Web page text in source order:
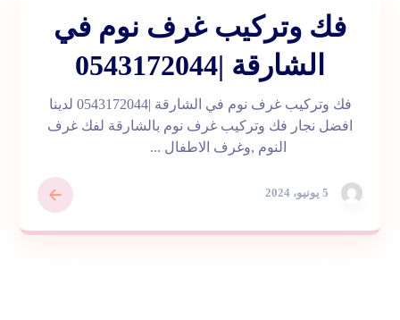
فك وتركيب غرف نوم في
الشارقة |0543172044
5 يونيو، 2024
فك وتركيب غرف نوم في الشارقة |0543172044 لدينا
افضل نجار فك وتركيب غرف نوم بالشارقة لفك غرف
النوم ,وغرف الاطفال ...